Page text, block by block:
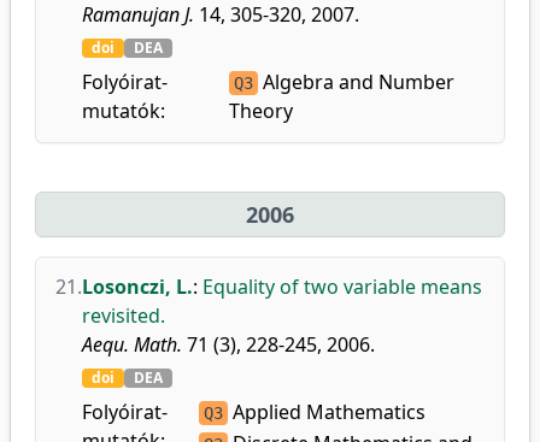
Ramanujan J. 14, 305-320, 2007.
doi DEA
Folyóirat-
mutatók:
Q3 Algebra and Number
Theory
2006
21.Losonczi, L.: Equality of two variable means
revisited.
Aequ. Math. 71 (3), 228-245, 2006.
doi DEA
Folyóirat-
Q3 Applied Mathematics